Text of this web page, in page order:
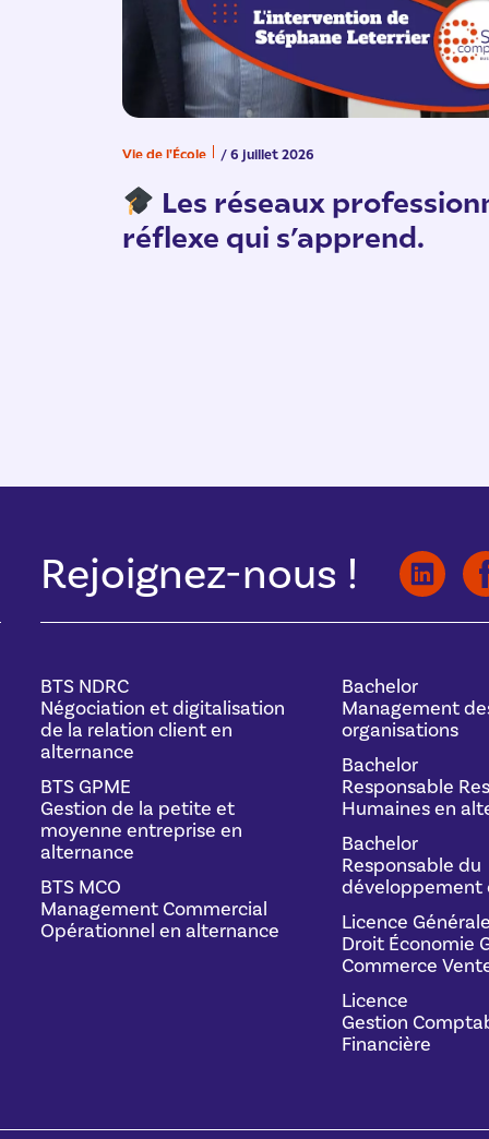
Vie de l'École / 6 juillet 2026
Les réseaux
réflexe qui s’apprend.
Rejoignez-nous !
BTS NDRC
Négociation et digitalisation
de la relation client en
alternance
BTS GPME
Gestion de la petite et
moyenne entreprise en
alternance
BTS MCO
Management Commercial
Opérationnel en alternance
Bachelor
Management
organisations
Bachelor
Responsable
Humaines en
Bachelor
Responsable du
développement
Licence
Droit Économie
Commerce
Licence
Gestion
Financière